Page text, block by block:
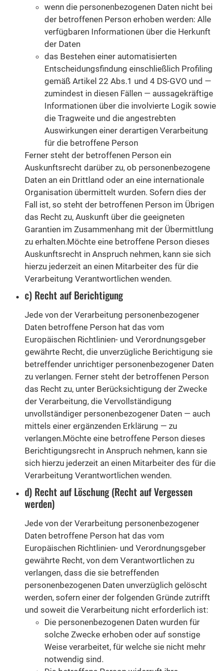
wenn die personenbezogenen Daten nicht bei
der betroffenen Person erhoben werden: Alle
verfügbaren Informationen über die Herkunft
der Daten
das Bestehen einer automatisierten
Entscheidungsfindung einschließlich Profiling
gemäß Artikel 22 Abs.1 und 4 DS-GVO und —
zumindest in diesen Fällen — aussagekräftige
Informationen über die involvierte Logik sowie
die Tragweite und die angestrebten
Auswirkungen einer derartigen Verarbeitung
für die betroffene Person
Ferner steht der betroffenen Person ein
Auskunftsrecht darüber zu, ob personenbezogene
Daten an ein Drittland oder an eine internationale
Organisation übermittelt wurden. Sofern dies der
Fall ist, so steht der betroffenen Person im Übrigen
das Recht zu, Auskunft über die geeigneten
Garantien im Zusammenhang mit der Übermittlung
zu erhalten.Möchte eine betroffene Person dieses
Auskunftsrecht in Anspruch nehmen, kann sie sich
hierzu jederzeit an einen Mitarbeiter des für die
Verarbeitung Verantwortlichen wenden.
c) Recht auf Berichtigung
Jede von der Verarbeitung personenbezogener
Daten betroffene Person hat das vom
Europäischen Richtlinien- und Verordnungsgeber
gewährte Recht, die unverzügliche Berichtigung sie
betreffender unrichtiger personenbezogener Daten
zu verlangen. Ferner steht der betroffenen Person
das Recht zu, unter Berücksichtigung der Zwecke
der Verarbeitung, die Vervollständigung
unvollständiger personenbezogener Daten — auch
mittels einer ergänzenden Erklärung — zu
verlangen.Möchte eine betroffene Person dieses
Berichtigungsrecht in Anspruch nehmen, kann sie
sich hierzu jederzeit an einen Mitarbeiter des für die
Verarbeitung Verantwortlichen wenden.
d) Recht auf Löschung (Recht auf Vergessen
werden)
Jede von der Verarbeitung personenbezogener
Daten betroffene Person hat das vom
Europäischen Richtlinien- und Verordnungsgeber
gewährte Recht, von dem Verantwortlichen zu
verlangen, dass die sie betreffenden
personenbezogenen Daten unverzüglich gelöscht
werden, sofern einer der folgenden Gründe zutrifft
und soweit die Verarbeitung nicht erforderlich ist:
Die personenbezogenen Daten wurden für
solche Zwecke erhoben oder auf sonstige
Weise verarbeitet, für welche sie nicht mehr
notwendig sind.